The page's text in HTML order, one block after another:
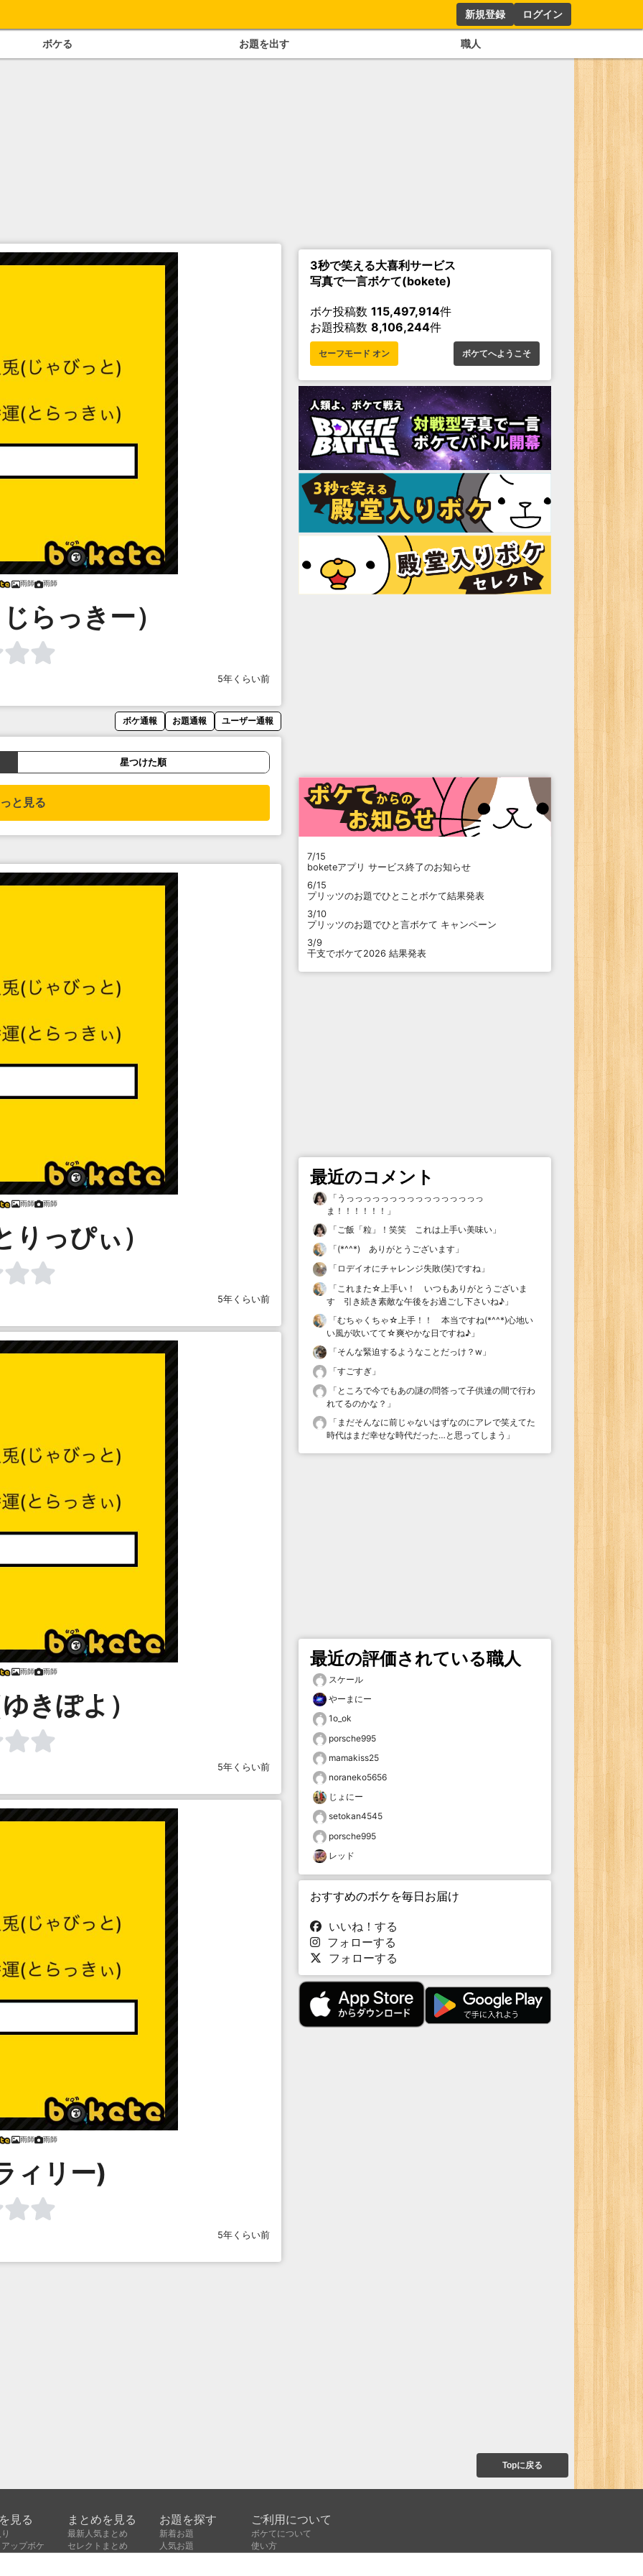
新規登録 ログイン
ボケる お題を出す 職人
雨師 雨師
らっきー）
5年くらい前
ボケ通報 お題通報 ユーザー通報
星つけた順
と見る
雨師 雨師
りっぴぃ）
5年くらい前
雨師 雨師
きぽよ）
5年くらい前
雨師 雨師
ィリー)
5年くらい前
3秒で笑える大喜利サービス
写真で一言ボケて(bokete)
ボケ投稿数 115,497,914件
お題投稿数 8,106,244件
セーフモード オン ボケてへようこそ
7/15
boketeアプリ サービス終了のお知らせ
6/15
プリッツのお題でひとことボケて結果発表
3/10
プリッツのお題でひと言ボケて キャンペーン
3/9
干支でボケて2026 結果発表
最近のコメント
「 うっっっっっっっっっっっっっっっっ
ま！！！！！！ 」
「ご飯「粒」！笑笑 これは上手い美味い 」
「(*^^*) ありがとうございます 」
「 ロデイオにチャレンジ失敗(笑)ですね 」
「 これまた☆上手い！ いつもありがとうございま
す 引き続き素敵な午後をお過ごし下さいね♪ 」
「むちゃくちゃ☆上手！！ 本当ですね(*^^*)心地い
い風が吹いてて☆爽やかな日ですね♪ 」
「そんな緊迫するようなことだっけ？w 」
「すごすぎ 」
「 ところで今でもあの謎の問答って子供達の間で行わ
れてるのかな？ 」
「 まだそんなに前じゃないはずなのにアレで笑えてた
時代はまだ幸せな時代だった…と思ってしまう 」
最近の評価されている職人
スケール
やーまにー
1o_ok
porsche995
mamakiss25
noraneko5656
じょにー
setokan4545
porsche995
レッド
おすすめのボケを毎日お届け
いいね！する
フォローする
フォローする
Topに戻る
見る
ップボケ
まとめを見る
最新人気まとめ
セレクトまとめ
お題を探す
新着お題
人気お題
ご利用について
ボケてについて
使い方